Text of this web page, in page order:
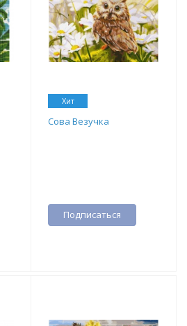
Хит
Сова Везучка
Подписаться